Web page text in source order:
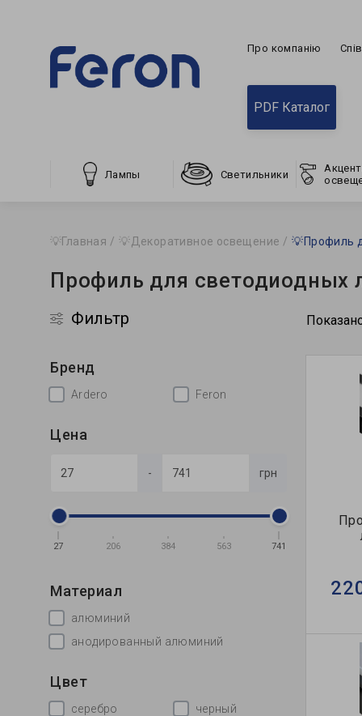
Про компанію
PDF Каталог
Лампы Светильники
💡Главная 💡Декоративное освещение 💡Профиль
Профиль для светодиодных
Фильтр
Бренд
Ardero Feron
Цена
- грн
27 206 384 563 741
Материал
алюминий
анодированный алюминий
Цвет
серебро черный